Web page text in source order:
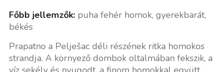
Főbb jellemzők:puha fehér homok, gyerekbarát,
békés
Prapatno a Pelješac déli részének ritka homokos
strandja. A környező dombok oltalmában fekszik, a